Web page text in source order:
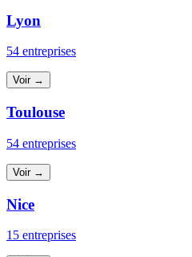
Lyon
54 entreprises
Voir →
Toulouse
54 entreprises
Voir →
Nice
15 entreprises